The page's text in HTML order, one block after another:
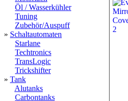
Öl / Wasserkühler
Tuning
Zubehör/Auspuff
» Schaltautomaten
Starlane
Techtronics
TransLogic
Trickshifter
» Tank
Alutanks
Carbontanks